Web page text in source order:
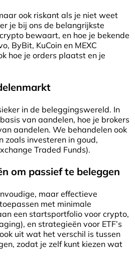
ook riskant als je niet weet
je bij ons de belangrijkste
bewaart, en hoe je bekende
ByBit, KuCoin en MEXC
hoe je orders plaatst en je
in de beleggingswereld. In
van aandelen, hoe je brokers
aandelen. We behandelen ook
zoals investeren in goud,
Traded Funds).
om passief te beleggen
maar effectieve
met minimale
een startsportfolio voor crypto,
en strategieën voor ETF’s
uit wat het verschil is tussen
zodat je zelf kunt kiezen wat